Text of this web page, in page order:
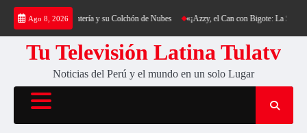
Saltar
contenido
Ago 8, 2026
al Cerro Cantería y su Colchón de Nubes «¡Azzy, el Can con Bigote: La
Tu Televisión Latina Tulatv
Noticias del Perú y el mundo en un solo Lugar